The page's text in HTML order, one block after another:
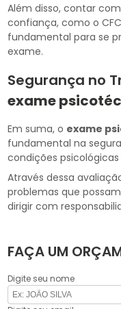
Além disso, contar
confiança, como o
fundamental para se
exame.
Segurança no
exame
Em suma, o exame
fundamental na
condições
Através dessa
problemas que
dirigir com
FAÇA UM
Digite seu nome